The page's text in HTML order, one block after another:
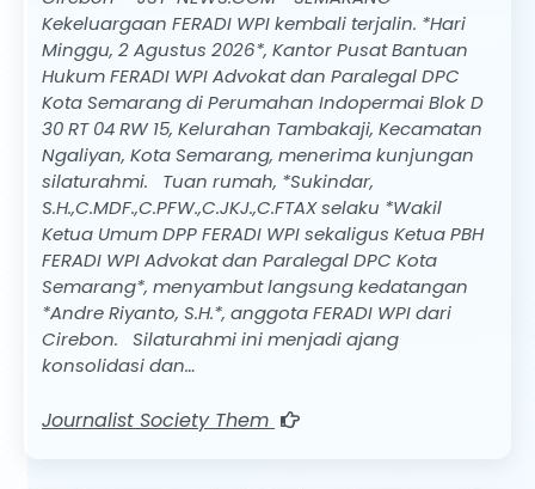
Kekeluargaan FERADI WPI kembali terjalin. *Hari
Minggu, 2 Agustus 2026*, Kantor Pusat Bantuan
Hukum FERADI WPI Advokat dan Paralegal DPC
Kota Semarang di Perumahan Indopermai Blok D
30 RT 04 RW 15, Kelurahan Tambakaji, Kecamatan
Ngaliyan, Kota Semarang, menerima kunjungan
silaturahmi. Tuan rumah, *Sukindar,
S.H.,C.MDF.,C.PFW.,C.JKJ.,C.FTAX selaku *Wakil
Ketua Umum DPP FERADI WPI sekaligus Ketua PBH
FERADI WPI Advokat dan Paralegal DPC Kota
Semarang*, menyambut langsung kedatangan
*Andre Riyanto, S.H.*, anggota FERADI WPI dari
Cirebon. Silaturahmi ini menjadi ajang
konsolidasi dan…
Journalist Society Them